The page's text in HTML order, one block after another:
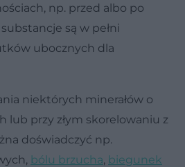
np. przed albo po
są w pełni
ubocznych dla
niektórych minerałów o
lub przy złym skorelowaniu z
doświadczyć np.
bólu brzucha, biegunek